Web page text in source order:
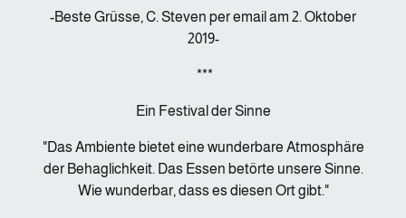
-Beste Grüsse, C. Steven per email am 2. Oktober
2019-
***
Ein Festival der Sinne
"Das Ambiente bietet eine wunderbare Atmosphäre
der Behaglichkeit. Das Essen betörte unsere Sinne.
Wie wunderbar, dass es diesen Ort gibt."